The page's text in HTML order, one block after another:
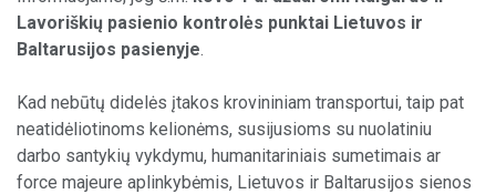
Lavoriškių pasienio kontrolės punktai Lietuvos ir
Baltarusijos pasienyje.
Kad nebūtų didelės įtakos krovininiam transportui, taip pat
neatidėliotinoms kelionėms, susijusioms su nuolatiniu
darbo santykių vykdymu, humanitariniais sumetimais ar
force majeure aplinkybėmis, Lietuvos ir Baltarusijos sienos